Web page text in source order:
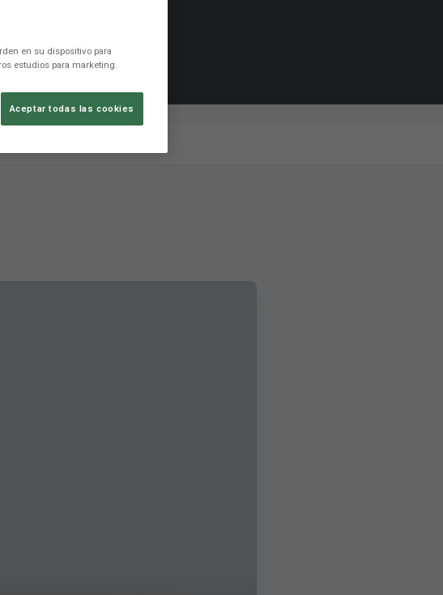
en su dispositivo para
estudios para marketing.
Aceptar todas las cookies